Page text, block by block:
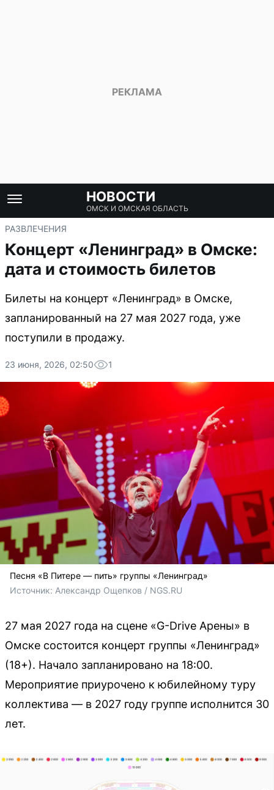
НОВОСТИ
ОМСК И ОМСКАЯ ОБЛАСТЬ
РАЗВЛЕЧЕНИЯ
Концерт «Ленинград» в Омске:
дата и стоимость билетов
Билеты на концерт «Ленинград» в Омске,
запланированный на 27 мая 2027 года, уже
поступили в продажу.
23 июня, 2026, 02:50 1
Песня «В Питере — пить» группы «Ленинград»
Источник: Александр Ощепков / NGS.RU
27 мая 2027 года на сцене «G-Drive Арены» в
Омске состоится концерт группы «Ленинград»
(18+). Начало запланировано на 18:00.
Мероприятие приурочено к юбилейному туру
коллектива — в 2027 году группе исполнится 30
лет.